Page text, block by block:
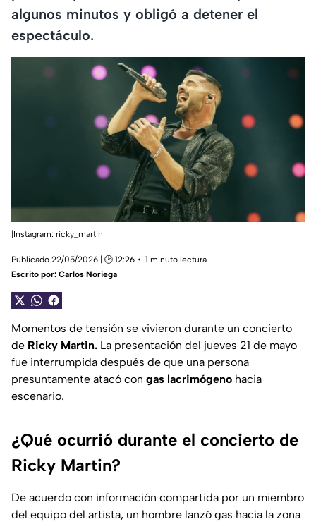
algunos minutos y obligó a detener el
espectáculo.
|Instagram: ricky_martin
Publicado 22/05/2026 | 🕑 12:26
1 minuto lectura
Escrito por: Carlos Noriega
Momentos de tensión se vivieron durante un concierto
de Ricky Martin. La presentación del jueves 21 de mayo
fue interrumpida después de que una persona
presuntamente atacó con gas lacrimógeno hacia
escenario.
¿Qué ocurrió durante el concierto de
Ricky Martin?
De acuerdo con información compartida por un miembro
del equipo del artista, un hombre lanzó gas hacia la zona